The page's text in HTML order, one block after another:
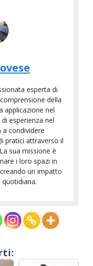
esperta di
della
applicazione nel
esperienza nel
a condividere
pratici attraverso il
sua missione è
i loro spazi in
un impatto